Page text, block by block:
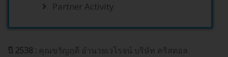
Partner Activity
ปี 2538 : คุณขวัญฤดี อำนวยเวโรจน์ บริษัท คริสตอล